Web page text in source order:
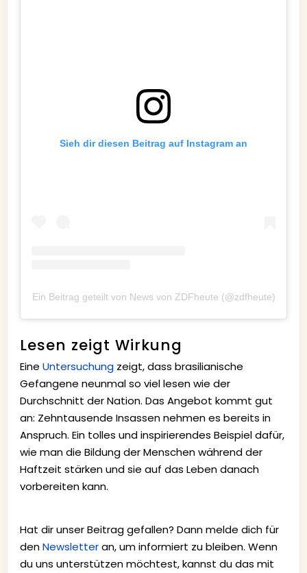
Sieh dir diesen Beitrag auf Instagram an
Ein Beitrag geteilt von News von ZDFheute (@zdfheute)
Lesen zeigt Wirkung
Eine Untersuchungzeigt, dass brasilianische
Gefangene neunmal so viel lesen wie der
Durchschnitt der Nation. Das Angebot kommt gut
an: Zehntausende Insassen nehmen es bereits in
Anspruch. Ein tolles und inspirierendes Beispiel dafür,
wie man die Bildung der Menschen während der
Haftzeit stärken und sie auf das Leben danach
vorbereiten kann.
Hat dir unser Beitrag gefallen? Dann melde dich für
denNewsletteran, um informiert zu bleiben. Wenn
du uns unterstützen möchtest, kannst du das mit